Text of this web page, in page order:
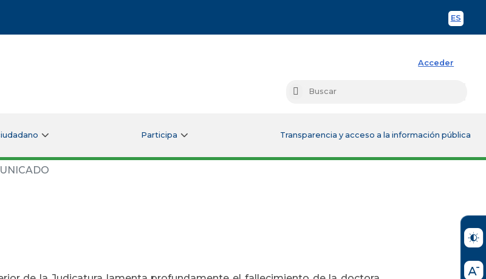
ES
Acceder
Buscar
Participa Transparencia y acceso a la información pública